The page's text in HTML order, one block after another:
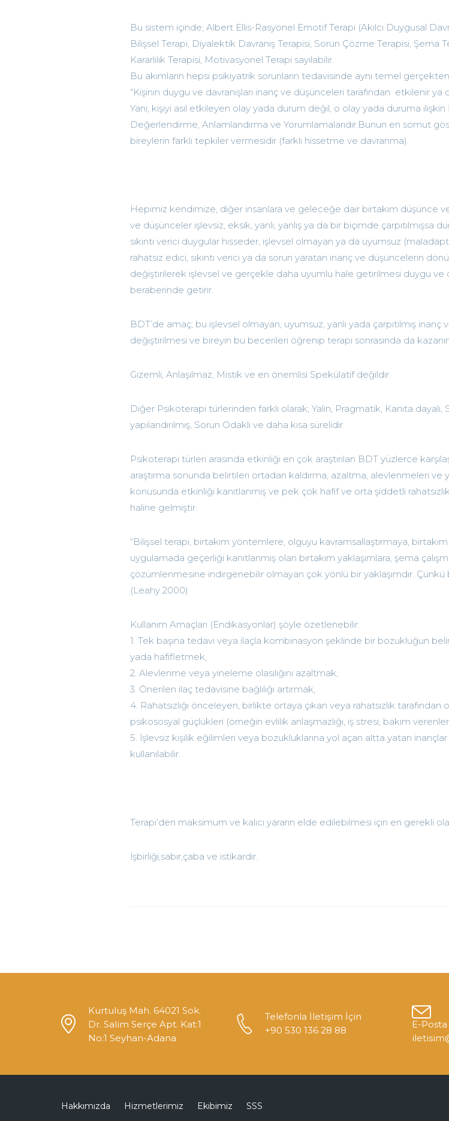
Bu sistem içinde; Albert Ellis-Rasyonel Emotif Terapi (Akılcı Duygusal
Bilişsel Terapi, Diyalektik Davranış Terapisi, Sorun Çözme Terapisi, Şema
Kararlılık Terapisi, Motivasyonel Terapi sayılabilir.
Bu akımların hepsi psikiyatrik sorunların tedavisinde aynı temel
“Kişinin duygu ve davranışları inanç ve düşünceleri tarafından etkilenir ya
Yani, kişiyi asıl etkileyen olay yada durum değil, o olay yada duruma ilişkin
Değerlendirme, Anlamlandırma ve Yorumlamalarıdır.Bunun en somut
bireylerin farklı tepkiler vermesidir (farklı hissetme ve davranma).
Hepimiz kendimize, diğer insanlara ve geleceğe dair birtakım düşünce
ve düşünceler işlevsiz, eksik, yanlı, yanlış ya da bir biçimde çarpıtılmışsa
sıkıntı verici duygular hisseder, işlevsel olmayan ya da uyumsuz
rahatsız edici, sıkıntı verici ya da sorun yaratan inanç ve düşüncelerin
değiştirilerek işlevsel ve gerçekle daha uyumlu hale getirilmesi duygu ve
beraberinde getirir.
BDT’de amaç; bu işlevsel olmayan, uyumsuz, yanlı yada çarpıtılmış
değiştirilmesi ve bireyin bu becerileri öğrenip terapi sonrasında da
Gizemli, Anlaşılmaz, Mistik ve en önemlisi Spekülatif değildir.
Diğer Psikoterapi türlerinden farklı olarak; Yalın, Pragmatik, Kanıta dayalı,
yapılandırılmış, Sorun Odaklı ve daha kısa sürelidir.
Psikoterapi türleri arasında etkinliği en çok araştırılan BDT yüzlerce
araştırma sonunda belirtileri ortadan kaldırma, azaltma, alevlenmeleri
konusunda etkinliği kanıtlanmış ve pek çok hafif ve orta şiddetli
haline gelmiştir.
“Bilişsel terapi, birtakım yöntemlere, olguyu kavramsallaştırmaya, birtakım
uygulamada geçerliği kanıtlanmış olan birtakım yaklaşımlara, şema
çözümlenmesine indirgenebilir olmayan çok yönlü bir yaklaşımdır. Çünkü
(Leahy 2000)
Kullanım Amaçları (Endikasyonlar) şöyle özetlenebilir:
1. Tek başına tedavi veya ilaçla kombinasyon şeklinde bir bozukluğun
yada hafifletmek,
2. Alevlenme veya yineleme olasılığını azaltmak,
3. Önerilen ilaç tedavisine bağlılığı artırmak,
4. Rahatsızlığı önceleyen, birlikte ortaya çıkan veya rahatsızlık tarafından
psikososyal güçlükleri (örneğin evlilik anlaşmazlığı, iş stresi, bakım
5. İşlevsiz kişilik eğilimleri veya bozukluklarına yol açan altta yatan
kullanılabilir.
Terapi’den maksimum ve kalıcı yararın elde edilebilmesi için en gerekli
İşbirliği,sabır,çaba ve istikardır.
Kurtuluş Mah. 64021 Sok.
Dr. Salim Serçe Apt. Kat:1
No:1 Seyhan-Adana
Telefonla İletişim İçin
+90 530 136 28 88
E-
Hakkımızda Hizmetlerimiz Ekibimiz SSS